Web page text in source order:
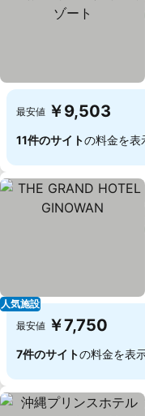
最安値 ￥9,503
11件のサイトの料金を表
人気施設
最安値 ￥7,750
7件のサイトの料金を表